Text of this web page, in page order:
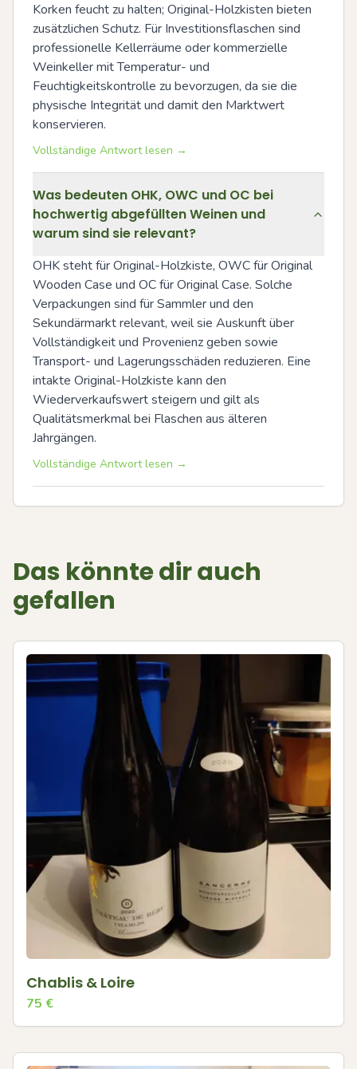
Korken feucht zu halten; Original-Holzkisten bieten
zusätzlichen Schutz. Für Investitionsflaschen sind
professionelle Kellerräume oder kommerzielle
Weinkeller mit Temperatur- und
Feuchtigkeitskontrolle zu bevorzugen, da sie die
physische Integrität und damit den Marktwert
konservieren.
Vollständige Antwort lesen →
Was bedeuten OHK, OWC und OC bei
hochwertig abgefüllten Weinen und
warum sind sie relevant?
OHK steht für Original-Holzkiste, OWC für Original
Wooden Case und OC für Original Case. Solche
Verpackungen sind für Sammler und den
Sekundärmarkt relevant, weil sie Auskunft über
Vollständigkeit und Provenienz geben sowie
Transport- und Lagerungsschäden reduzieren. Eine
intakte Original-Holzkiste kann den
Wiederverkaufswert steigern und gilt als
Qualitätsmerkmal bei Flaschen aus älteren
Jahrgängen.
Vollständige Antwort lesen →
Das könnte dir auch
gefallen
Chablis & Loire
75 €